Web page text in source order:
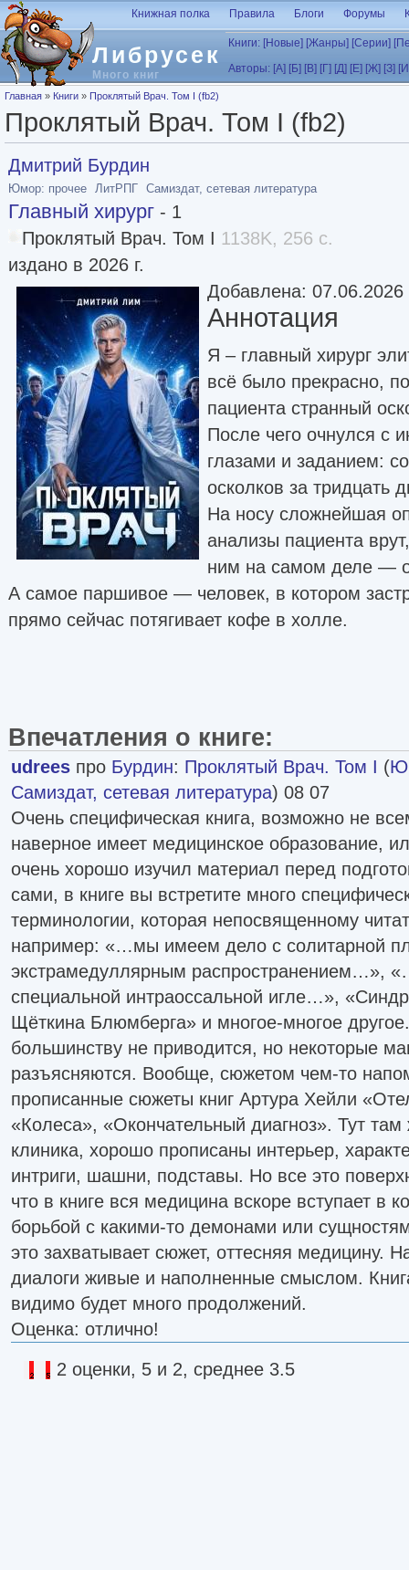
Перейти к основному содержанию
Либрусек
Много книг
Книжная полка Правила Блоги Форумы
Книги: [Новые] [Жанры] [Серии]
Авторы: [А] [Б] [В] [Г] [Д] [Е] [Ж] [З]
Вы здесь
Главная » Книги » Проклятый Врач. Том I (fb2)
Проклятый Врач. Том I (fb2)
Дмитрий Бурдин
Юмор: прочее ЛитРПГ Самиздат, сетевая литература
Главный хирург - 1
Проклятый Врач. Том I 1138K, 256 с.
издано в 2026 г.
Добавлена: 07.06.2026
Аннотация
Я – главный хирург
всё было прекрасно,
пациента странный
После чего очнулся с
глазами и заданием:
осколков за тридцать
На носу сложнейшая
анализы пациента
ним на самом деле —
А самое паршивое — человек, в котором
прямо сейчас потягивает кофе в холле.
Впечатления о книге:
udrees про Бурдин: Проклятый Врач. Том I (
Самиздат, сетевая литература) 08 07
Очень специфическая книга, возможно не
наверное имеет медицинское образование,
очень хорошо изучил материал перед
сами, в книге вы встретите много
терминологии, которая непосвященному
например: «…мы имеем дело с солитарной
экстрамедуллярным распространением…»,
специальной интраоссальной игле…»,
Щёткина Блюмберга» и многое-многое
большинству не приводится, но некоторые
разъясняются. Вообще, сюжетом чем-то
прописанные сюжеты книг Артура Хейли
«Колеса», «Окончательный диагноз». Тут
клиника, хорошо прописаны интерьер,
интриги, шашни, подставы. Но все это
что в книге вся медицина вскоре вступает в
борьбой с какими-то демонами или
это захватывает сюжет, оттесняя медицину.
диалоги живые и наполненные смыслом.
видимо будет много продолжений.
Оценка: отлично!
2 оценки, 5 и 2, среднее 3.5